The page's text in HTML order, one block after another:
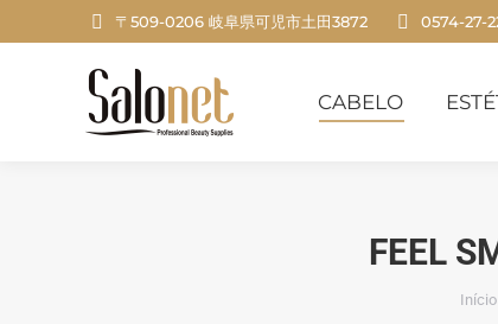
〒509-0206 岐阜県可児市土田3872 0574-27-
CABELO
FEEL
Início
CABELO